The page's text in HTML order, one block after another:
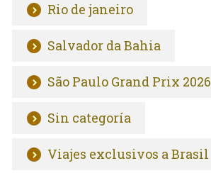
Rio de janeiro
Salvador da Bahia
São Paulo Grand Prix 2026
Sin categoría
Viajes exclusivos a Brasil